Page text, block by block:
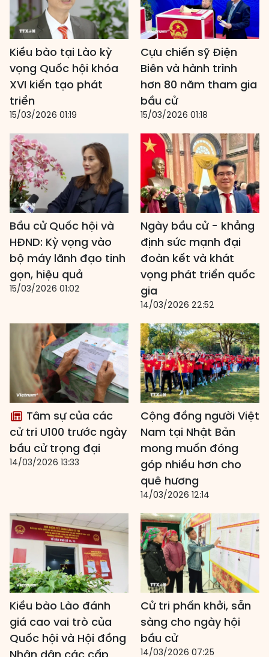
Kiều bào tại Lào kỳ
vọng Quốc hội khóa
XVI kiến tạo phát
triển
15/03/2026 01:19
Cựu chiến sỹ Điện
Biên và hành trình
hơn 80 năm tham gia
bầu cử
15/03/2026 01:18
Bầu cử Quốc hội và
HĐND: Kỳ vọng vào
bộ máy lãnh đạo tinh
gọn, hiệu quả
15/03/2026 01:02
Ngày bầu cử - khẳng
định sức mạnh đại
đoàn kết và khát
vọng phát triển quốc
gia
14/03/2026 22:52
Tâm sự của các
cử tri U100 trước ngày
bầu cử trọng đại
14/03/2026 13:33
Cộng đồng người Việt
Nam tại Nhật Bản
mong muốn đóng
góp nhiều hơn cho
quê hương
14/03/2026 12:14
Kiều bào Lào đánh
giá cao vai trò của
Quốc hội và Hội đồng
Cử tri phấn khởi, sẵn
sàng cho ngày hội
bầu cử
14/03/2026 07:25